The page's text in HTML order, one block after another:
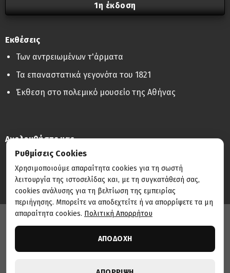
1η έκδοση
Εκθέσεις
Των αντρειωμένων τ'άρματα
Τα επαναστατικά γεγονότα του 1821
Έκθεση στο πολεμικό μουσείο της Αθήνας
Ακολουθήστε μας
Κατασκευή & Τεχνική Υποστήριξη:
•Όροι Χρήσης
Ρυθμίσεις Cookies
Χρησιμοποιούμε απαραίτητα cookies για τη σωστή
λειτουργία της ιστοσελίδας και, με τη συγκατάθεσή σας,
cookies ανάλυσης για τη βελτίωση της εμπειρίας
περιήγησης. Μπορείτε να αποδεχτείτε ή να απορρίψετε τα μη
απαραίτητα cookies. Πολιτική Απορρήτου
ΑΠΟΔΟΧΗ